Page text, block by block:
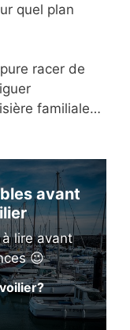
quel plan
racer de
familiale…
avant
lire avant
😉